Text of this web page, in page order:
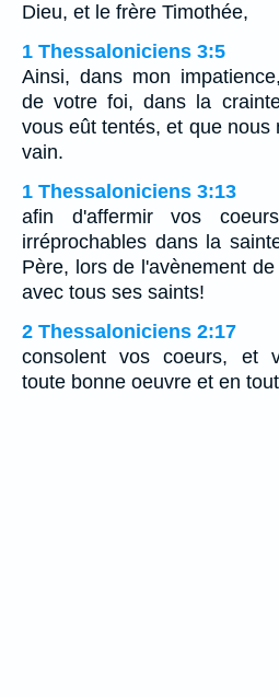
Dieu, et le frère Timothée,
1 Thessaloniciens 3:5
Ainsi, dans mon
de votre foi, dans la
vous eût tentés, et que nous
vain.
1 Thessaloniciens 3:13
afin d'affermir vos
irréprochables dans la
Père, lors de l'avènement
avec tous ses saints!
2 Thessaloniciens 2:17
consolent vos coeurs, et
toute bonne oeuvre et en